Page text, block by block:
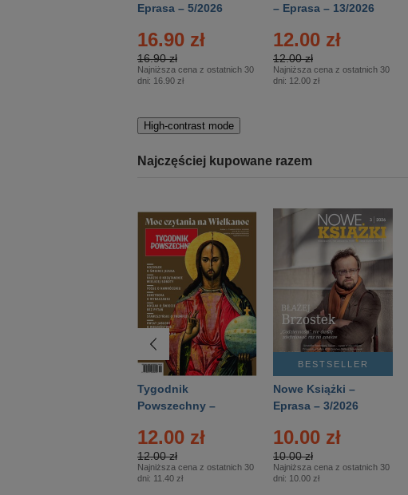
Eprasa – 5/2026
16.90 zł
16.90 zł
Najniższa cena z ostatnich 30
dni: 16.90 zł
– Eprasa – 13/2026
12.00 zł
12.00 zł
Najniższa cena z ostatnich 30
dni: 12.00 zł
High-contrast mode
Najczęściej kupowane razem
Tygodnik
Powszechny –
12.00 zł
12.00 zł
Najniższa cena z ostatnich 30
dni: 11.40 zł
BESTSELLER
Nowe Książki –
Eprasa – 3/2026
10.00 zł
10.00 zł
Najniższa cena z ostatnich 30
dni: 10.00 zł